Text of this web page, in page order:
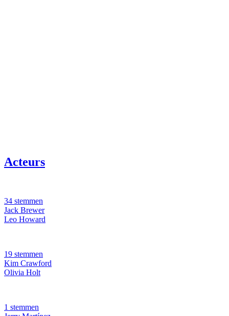
Acteurs
34 stemmen
Jack Brewer
Leo Howard
19 stemmen
Kim Crawford
Olivia Holt
1 stemmen